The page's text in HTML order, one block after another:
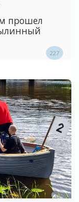
прошел
227